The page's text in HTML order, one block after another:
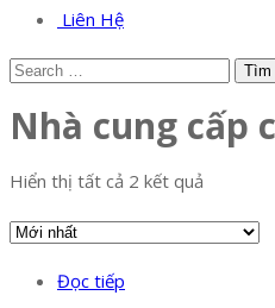
Liên Hệ
Nhà cung cấp
Hiển thị tất cả 2 kết quả
Đọc tiếp